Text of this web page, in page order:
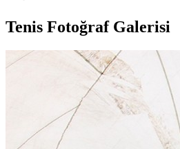
Tenis Fotoğraf Galerisi